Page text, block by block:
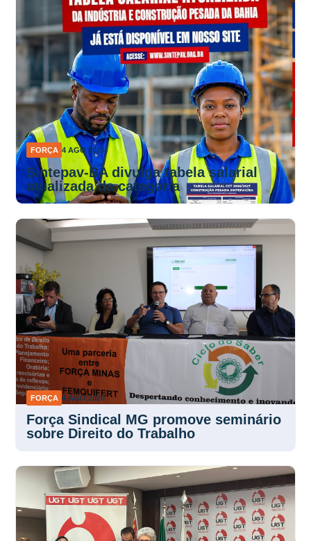
FORÇA 4 AGO 2026
Sintepav-BA divulga tabela salarial
atualizada da categoria
FORÇA 4 AGO 2026
Força Sindical MG promove seminário
sobre Direito do Trabalho